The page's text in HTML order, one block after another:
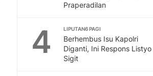
Praperadilan
4 LIPUTAN6 PAGI
Berhembus Isu Kapolri
Diganti, Ini Respons Listyo
Sigit